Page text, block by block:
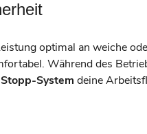
optimal an weiche
Während des
System deine